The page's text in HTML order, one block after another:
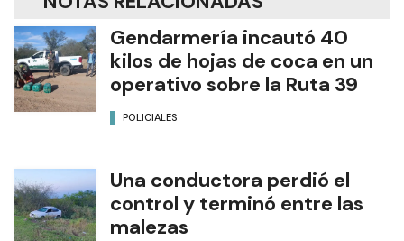
Gendarmería incautó 40
kilos de hojas de coca en un
operativo sobre la Ruta 39
POLICIALES
Una conductora perdió el
control y terminó entre las
malezas